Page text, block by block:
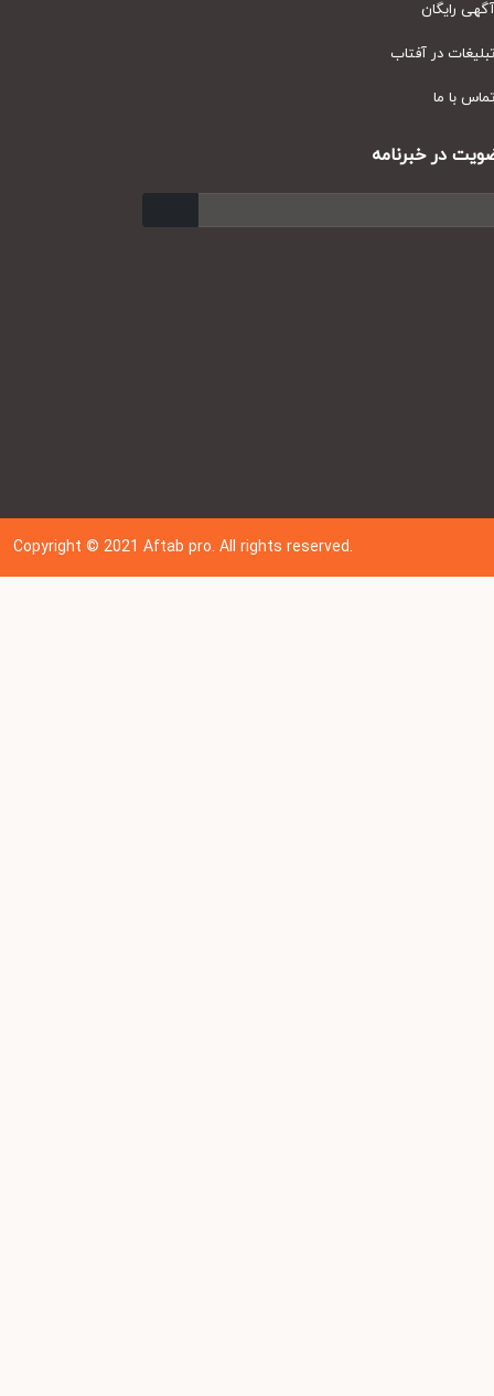
رایگان
در آفتاب
با ما
در خبرنامه
Copyright © 202 1Aftab pro. All rights reserved.